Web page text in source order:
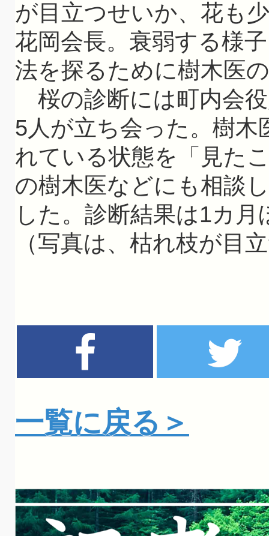
が目立つせいか、花も
花岡会長。衰弱する様
法を探るために樹木医
桜の診断には町内会
5人が立ち会った。樹木
れている状態を「見た
の樹木医などにも相談
した。診断結果は1カ
（写真は、枯れ枝が目
一覧に戻る＞